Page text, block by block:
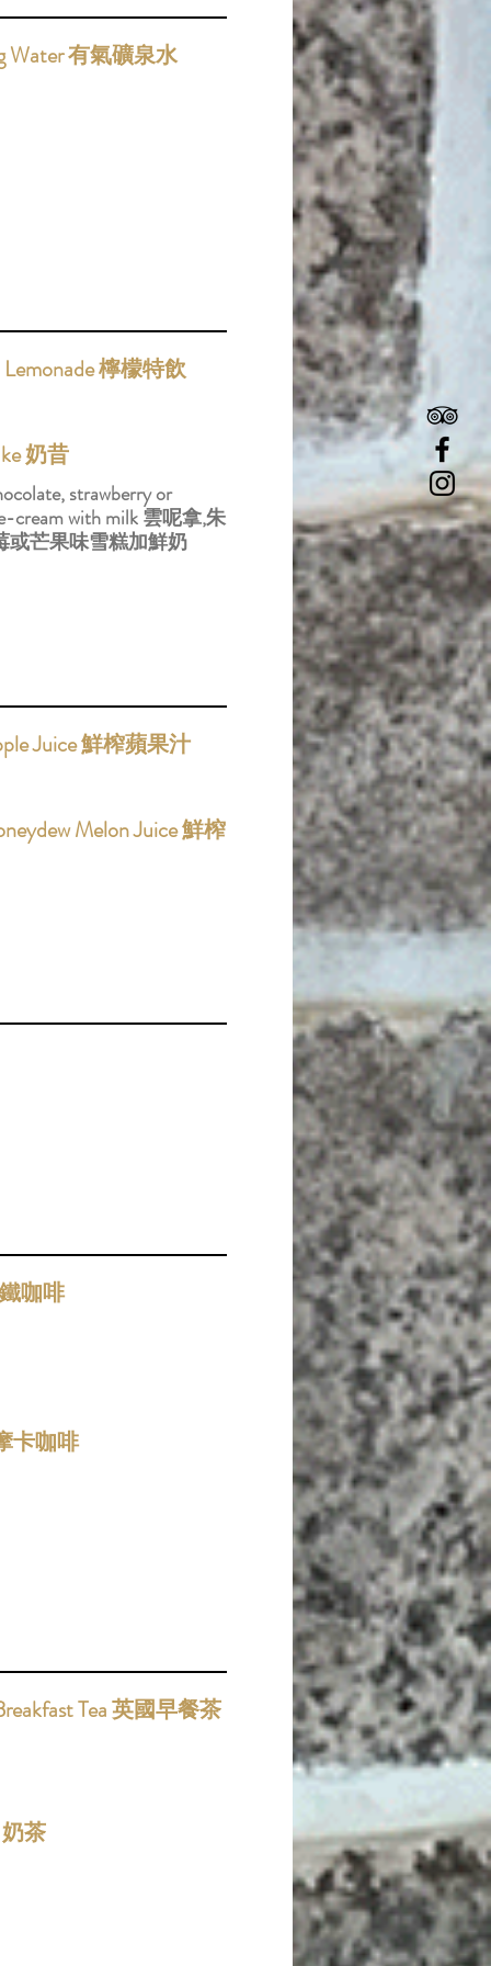
Water 有氣礦泉水
Lemonade 檸檬特飲
奶昔
strawberry or
cream with milk 雲呢拿,朱
或芒果味雪糕加鮮奶
Juice 鮮榨蘋果汁
Melon Juice 鮮榨
咖啡
卡咖啡
Tea 英國早餐茶
奶茶